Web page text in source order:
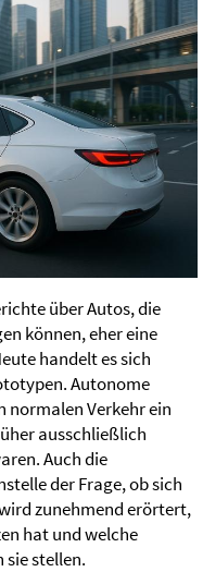
über Autos, die
können, eher eine
handelt es sich
Autonome
normalen Verkehr ein
ausschließlich
Auch die
der Frage, ob sich
zunehmend erörtert,
hat und welche
sie stellen.